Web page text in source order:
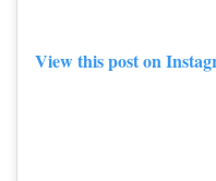
View this post on